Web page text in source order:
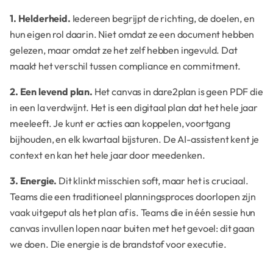
1. Helderheid. Iedereen begrijpt de richting, de doelen, en
hun eigen rol daarin. Niet omdat ze een document hebben
gelezen, maar omdat ze het zelf hebben ingevuld. Dat
maakt het verschil tussen compliance en commitment.
2. Een levend plan. Het canvas in dare2plan is geen PDF die
in een la verdwijnt. Het is een digitaal plan dat het hele jaar
meeleeft. Je kunt er acties aan koppelen, voortgang
bijhouden, en elk kwartaal bijsturen. De AI-assistent kent je
context en kan het hele jaar door meedenken.
3. Energie. Dit klinkt misschien soft, maar het is cruciaal.
Teams die een traditioneel planningsproces doorlopen zijn
vaak uitgeput als het plan af is. Teams die in één sessie hun
canvas invullen lopen naar buiten met het gevoel: dit gaan
we doen. Die energie is de brandstof voor executie.